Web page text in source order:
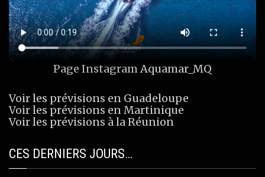
Page InstagramAquamar_MQ
Voir les prévisions en Guadeloupe
Voir les prévisions en Martinique
Voir les prévisions à la Réunion
CES DERNIERS JOURS…